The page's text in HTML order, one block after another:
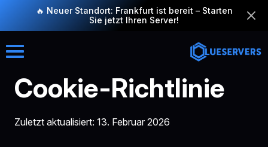
🔥 Neuer Standort: Frankfurt ist bereit – Starten
Sie jetzt Ihren Server!
Cookie-Richtlinie
Zuletzt aktualisiert: 13. Februar 2026